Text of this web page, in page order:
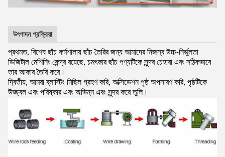
উৎপাদন প্রক্রিয়া
প্রথমত, বিশেষ ছাঁচ কর্মশালায় ছাঁচ তৈরির জন্য আমাদের নিজস্ব উচ্চ-নির্ভুলতা
ডিজিটাল মেশিনিং কেন্দ্র রয়েছে, চমৎকার ছাঁচ পণ্যটিকে সুন্দর চেহারা এবং সঠিকভাবে
তার আকার তৈরি করে।
দ্বিতীয়, আমরা ব্লাস্টিং মিছিল গ্রহণ করি, অক্সিডেশন পৃষ্ঠ অপসারণ করি, পৃষ্ঠটিকে
উজ্জ্বল এবং পরিষ্কার এবং অভিন্ন এবং সুন্দর করে তুলি।